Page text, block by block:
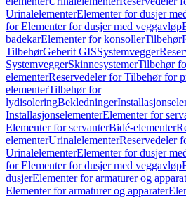
UrinalelementerElementer for dusjer
for Elementer for dusjer med veggavløp
badekarElementer for konsollerTilbehør
TilbehørGeberit GISSystemvegger
SystemveggerSkinnesystemerTilbehør
elementerReservedeler for Tilbehør for
elementerTilbehør for
lydisoleringBekledninger
InstallasjonselementerElementer for
Elementer for servanterBidé-elementer
elementerUrinalelementerReservedeler
UrinalelementerElementer for dusjer
for Elementer for dusjer med veggavløp
dusjerElementer for armaturer og
Elementer for armaturer og apparater